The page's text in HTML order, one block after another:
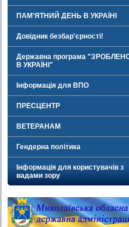
ПАМ'ЯТНИЙ ДЕНЬ В УКРАЇНІ
Довідник безбар'єрності!
Державна програма
В УКРАЇНІ"
Інформація для ВПО
ПРЕСЦЕНТР
ВЕТЕРАНАМ
Гендерна політика
Інформація для користувачів з
вадами зору